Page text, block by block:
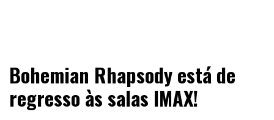
Central Comics
Bohemian Rhapsody está de
regresso às salas IMAX!